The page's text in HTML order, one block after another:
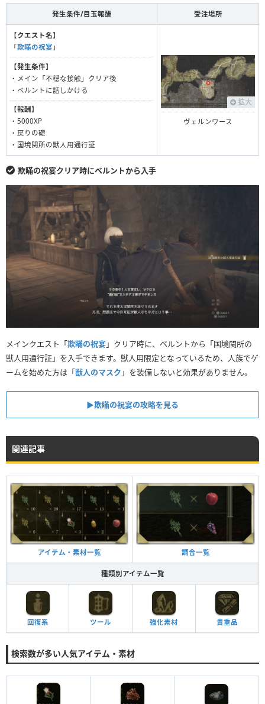
発生条件/目玉報酬 受注場所
【クエスト名】
「欺瞞の祝宴 」
【発生条件】
・メイン「不穏な接触」クリア後
・ベルントに話しかける
【報酬】
・5000XP
・戻りの礎
・国境関所の獣人用通行証
拡大
ヴェルンワース
欺瞞の祝宴クリア時にベルントから入手
メインクエスト「欺瞞の祝宴」クリア時に、ベルントから「国境関所の
獣人用通行証」を入手できます。獣人用限定となっているため、人族でゲ
ームを始めた方は「獣人のマスク 」を装備しないと効果がありません。
▶︎欺瞞の祝宴の攻略を見る
関連記事
アイテム・素材一覧 調合一覧
種類別アイテム一覧
回復系 ツール 強化素材 貴重品
検索数が多い人気アイテム・素材